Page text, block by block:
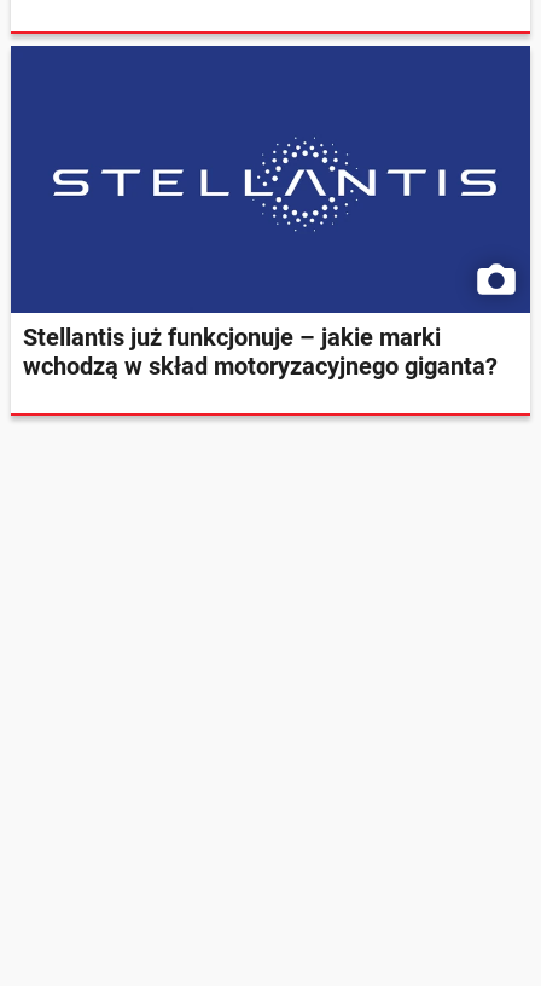
Stellantis już funkcjonuje – jakie marki
wchodzą w skład motoryzacyjnego giganta?